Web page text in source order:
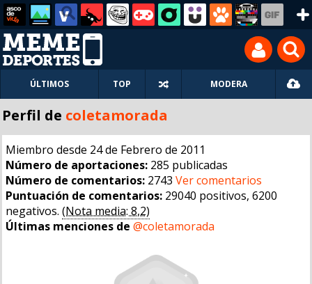
ÚLTIMOS TOP MODERA
Perfil de coletamorada
Miembro desde 24 de Febrero de 2011
Número de aportaciones: 285 publicadas
Número de comentarios: 2743 Ver comentarios
Puntuación de comentarios: 29040 positivos, 6200
negativos. (Nota media: 8,2)
Últimas menciones de @coletamorada